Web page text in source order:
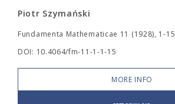
Piotr Szymański
Fundamenta Mathematicae 11 (1928), 1-15
DOI: 10.4064/fm-11-1-1-15
MORE INFO